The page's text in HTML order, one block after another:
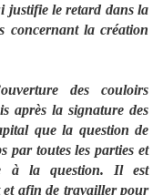
justifie le retard dans la
concernant la création
des couloirs
après la signature des
que la question de
par toutes les parties et
à la question. Il est
et afin de travailler pour